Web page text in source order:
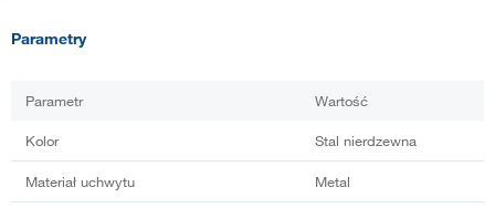
Parametry
Parametr Wartość
Kolor Stal nierdzewna
Materiał uchwytu Metal